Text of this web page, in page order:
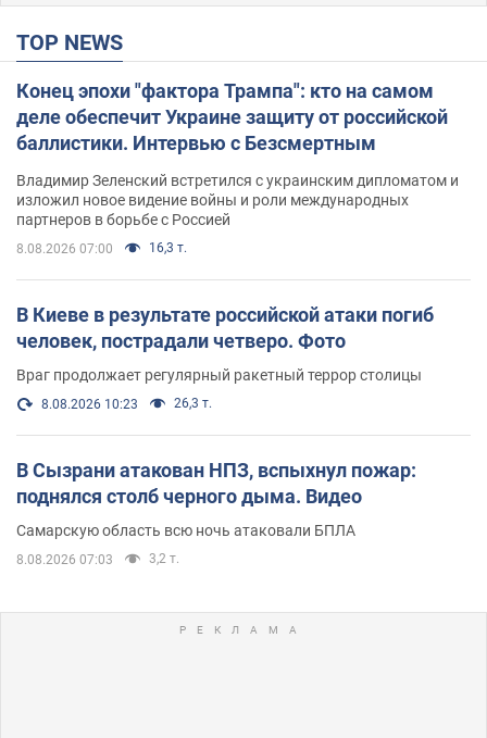
TOP NEWS
Конец эпохи "фактора Трампа": кто на самом
деле обеспечит Украине защиту от российской
баллистики. Интервью с Безсмертным
Владимир Зеленский встретился с украинским дипломатом и
изложил новое видение войны и роли международных
партнеров в борьбе с Россией
8.08.2026 07:00 16,3 т.
В Киеве в результате российской атаки погиб
человек, пострадали четверо. Фото
Враг продолжает регулярный ракетный террор столицы
8.08.2026 10:23 26,3 т.
В Сызрани атакован НПЗ, вспыхнул пожар:
поднялся столб черного дыма. Видео
Самарскую область всю ночь атаковали БПЛА
8.08.2026 07:03 3,2 т.